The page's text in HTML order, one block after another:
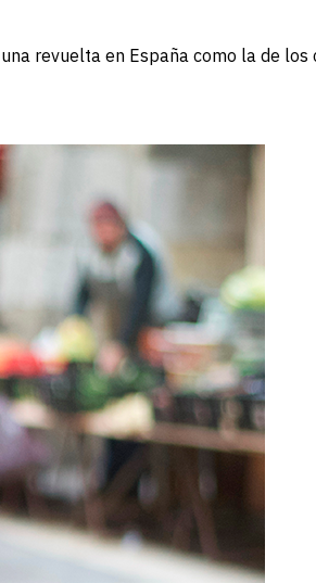
revuelta en España como la de los